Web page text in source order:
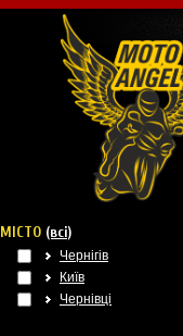
МІСТО (всі)
Чернігів
Київ
Чернівці